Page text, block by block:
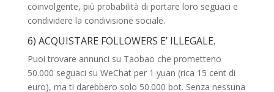
coinvolgente, più probabilità di portare loro seguaci e
condividere la condivisione sociale.
6) ACQUISTARE FOLLOWERS E’ ILLEGALE.
Puoi trovare annunci su Taobao che prometteno
50.000 seguaci su WeChat per 1 yuan (rica 15 cent di
euro), ma ti darebbero solo 50.000 bot. Senza nessuna